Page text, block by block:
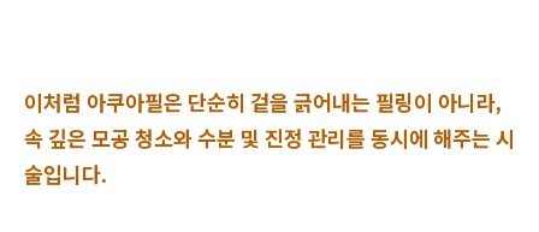
이처럼 아쿠아필은 단순히 겉을 긁어내는 필링이 아니라,
속 깊은 모공 청소와 수분 및 진정 관리를 동시에 해주는 시
술입니다.